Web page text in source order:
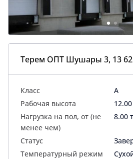
Терем ОПТ Шушары 3, 13
Класс
A
Рабочая высота
Нагрузка на пол, от (не
менее чем)
8.00
Статус
Температурный режим